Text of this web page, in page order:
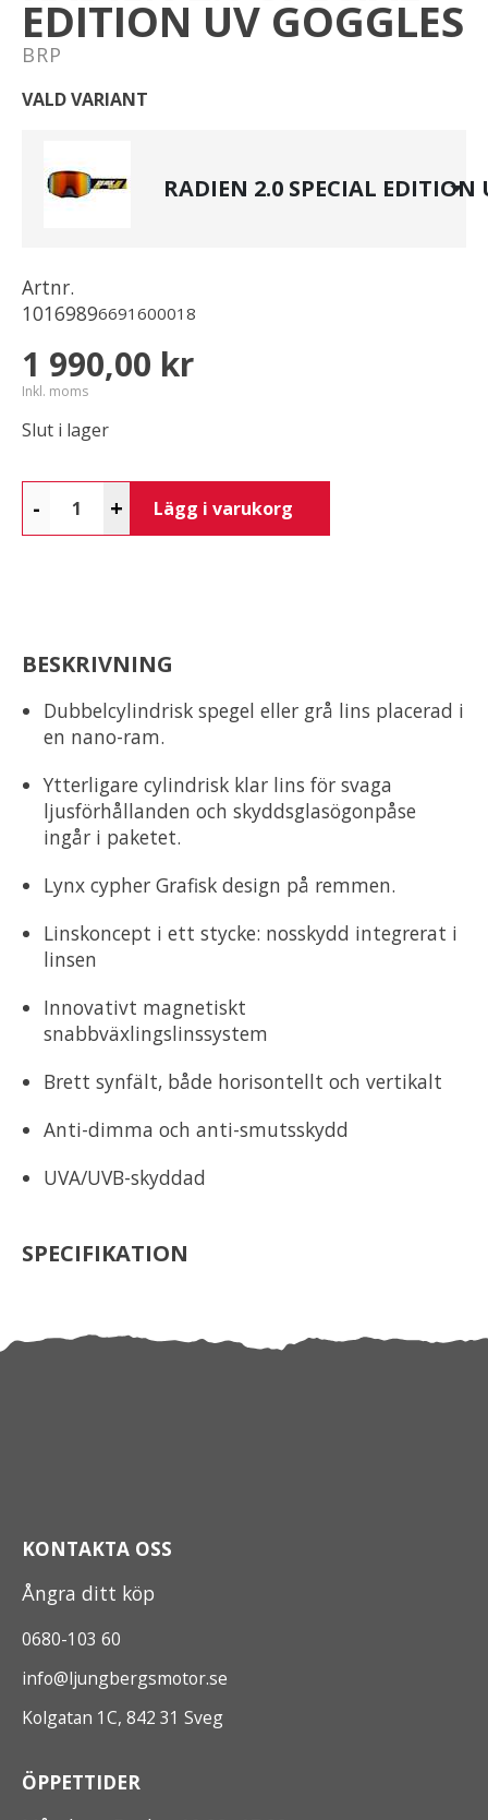
EDITION UV GOGGLES
BRP
VALD VARIANT
RADIEN 2.0 SPECIAL EDITION
Artnr.
10169896691600018
1 990,00 kr
Inkl. moms
Slut i lager
- + Lägg i varukorg
BESKRIVNING
Dubbelcylindrisk spegel eller grå lins placerad i
en nano-ram.
Ytterligare cylindrisk klar lins för svaga
ljusförhållanden och skyddsglasögonpåse
ingår i paketet.
Lynx cypher Grafisk design på remmen.
Linskoncept i ett stycke: nosskydd integrerat i
linsen
Innovativt magnetiskt
snabbväxlingslinssystem
Brett synfält, både horisontellt och vertikalt
Anti-dimma och anti-smutsskydd
UVA/UVB-skyddad
SPECIFIKATION
KONTAKTA OSS
Ångra ditt köp
0680-103 60
info@ljungbergsmotor.se
Kolgatan 1C, 842 31 Sveg
ÖPPETTIDER